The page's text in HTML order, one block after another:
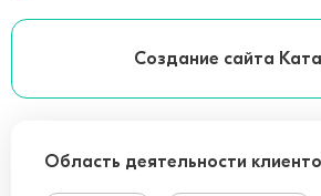
Создание сайта
Область деятельности